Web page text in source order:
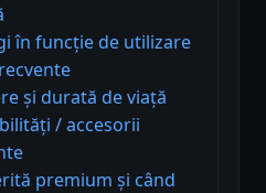
în funcție de utilizare
și durată de viață
/ accesorii
premium și când